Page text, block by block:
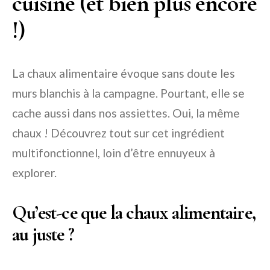
!)
La chaux alimentaire évoque sans doute les
murs blanchis à la campagne. Pourtant, elle se
cache aussi dans nos assiettes. Oui, la même
chaux ! Découvrez tout sur cet ingrédient
multifonctionnel, loin d’être ennuyeux à
explorer.
Qu’est-ce que la chaux alimentaire,
au juste ?